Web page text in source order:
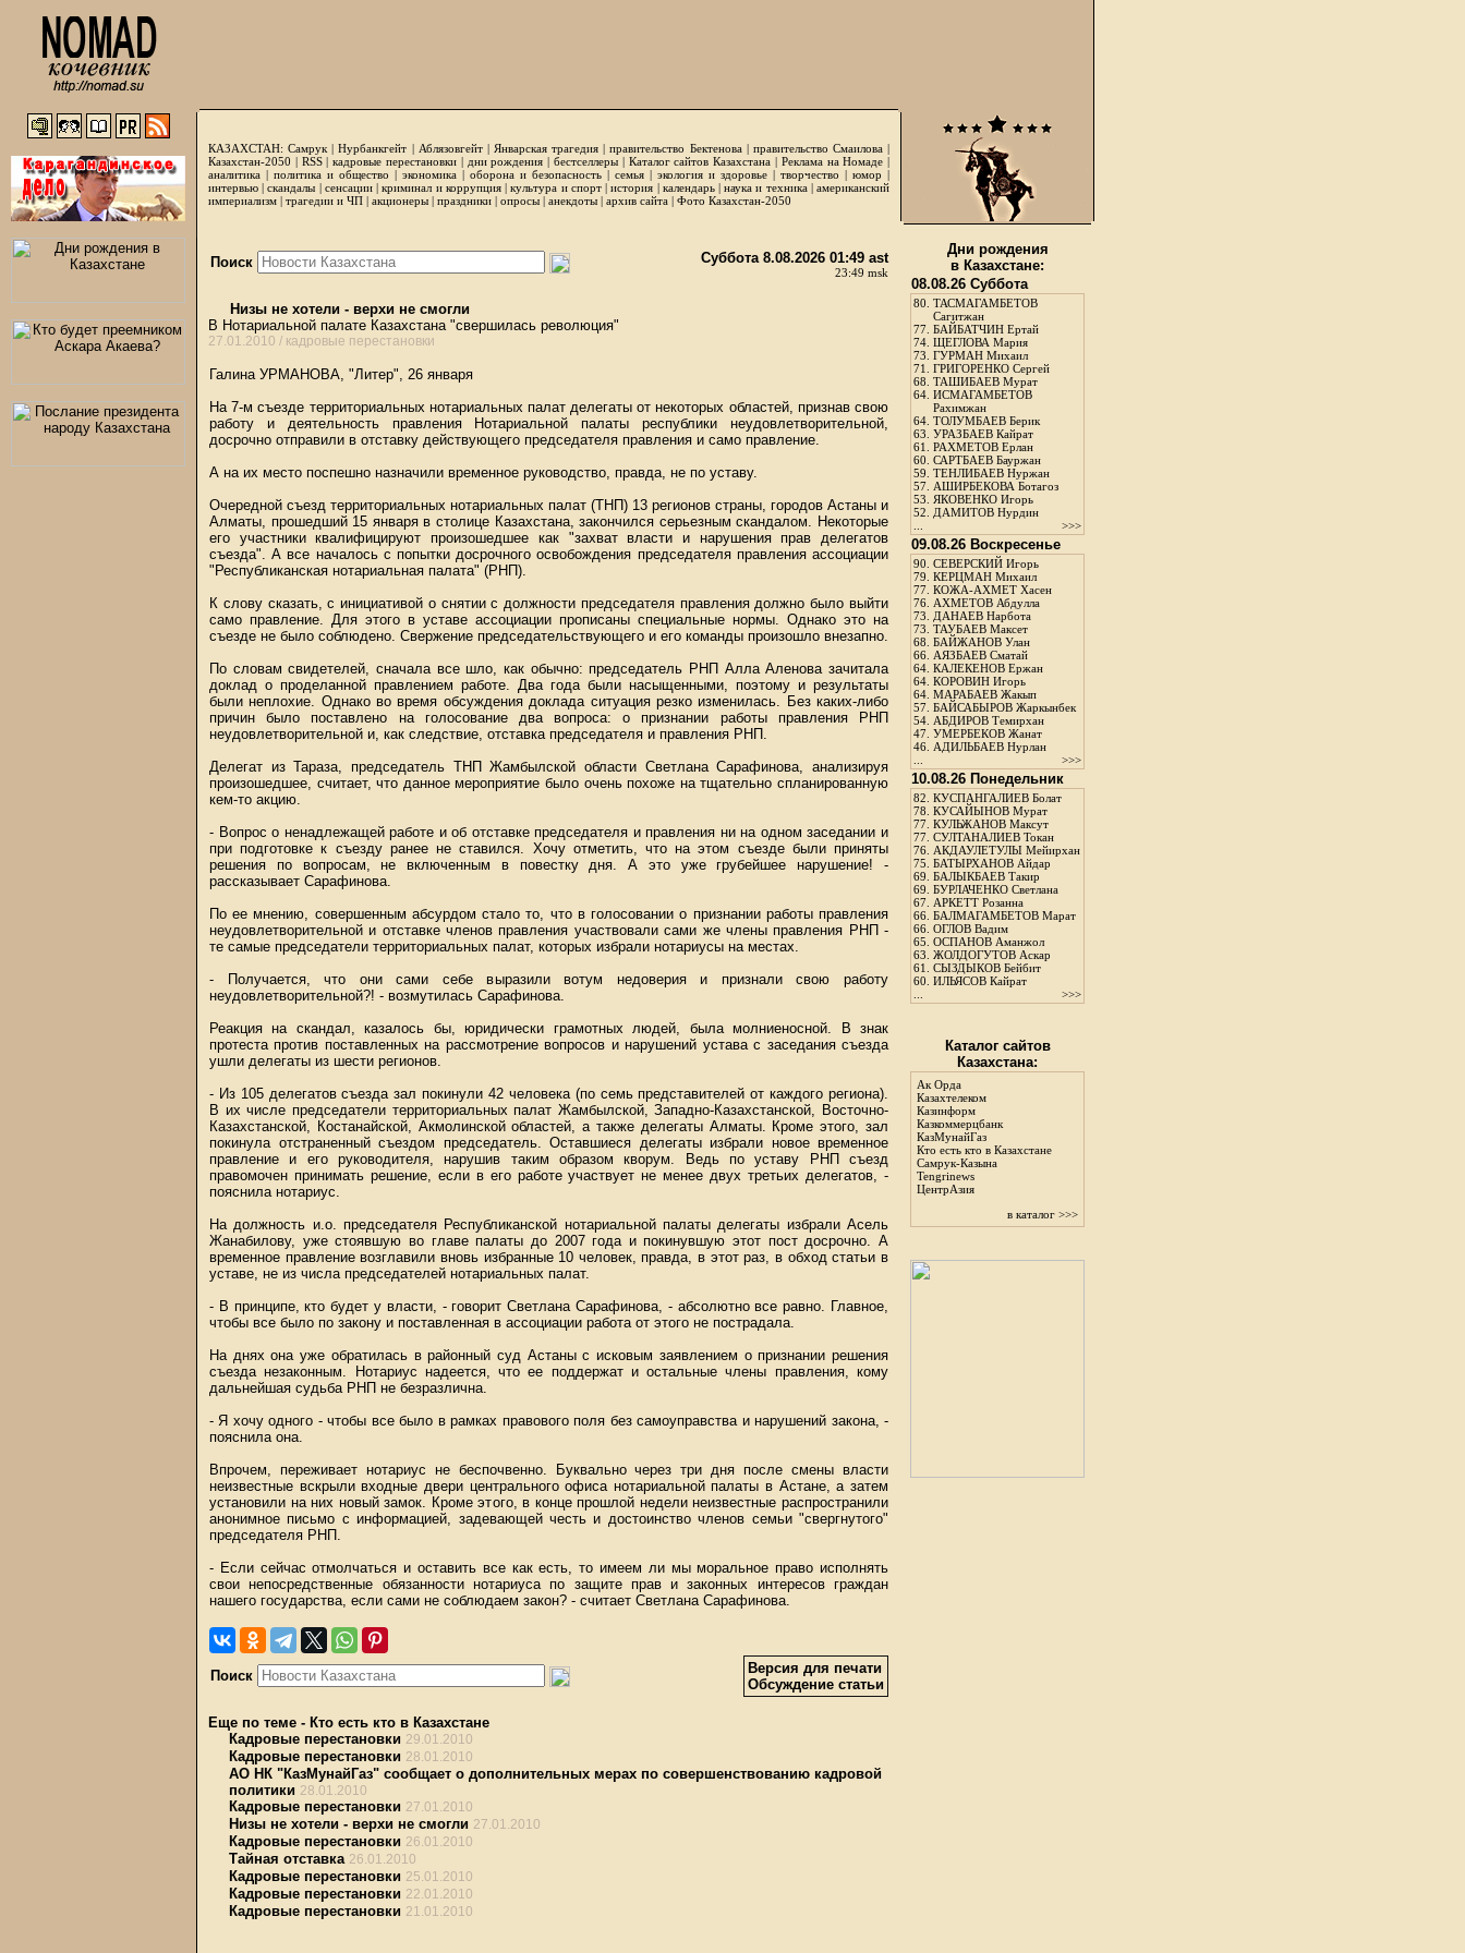
КАЗАХСТАН: Самрук |Нурбанкгейт | Аблязовгейт| Январская трагедия |правительство Бектенова| правительство Смаилова|
Казахстан-2050 | RSS|кадровые перестановки| дни рождения | бестселлеры| Каталог сайтов Казахстана | Реклама на Номаде |
аналитика | политика и общество | экономика | оборона и безопасность | семья | экология и здоровье | творчество | юмор |
интервью |скандалы | сенсации|криминал и коррупция|культура и спорт|история | календарь|наука и техника|американский
империализм | трагедии и ЧП | акционеры | праздники | опросы | анекдоты | архив сайта | Фото Казахстан-2050
Поиск Суббота 8.08.2026 01:49 ast
23:49 msk
Низы не хотели - верхи не смогли
В Нотариальной палате Казахстана "свершилась революция"
27.01.2010 / кадровые перестановки
Галина УРМАНОВА, "Литер", 26 января
На 7-м съезде территориальных нотариальных палат делегаты от некоторых областей, признав свою
работу и деятельность правления Нотариальной палаты республики неудовлетворительной,
досрочно отправили в отставку действующего председателя правления и само правление.
А на их место поспешно назначили временное руководство, правда, не по уставу.
Очередной съезд территориальных нотариальных палат (ТНП) 13 регионов страны, городов Астаны и
Алматы, прошедший 15 января в столице Казахстана, закончился серьезным скандалом. Некоторые
его участники квалифицируют произошедшее как "захват власти и нарушения прав делегатов
съезда". А все началось с попытки досрочного освобождения председателя правления ассоциации
"Республиканская нотариальная палата" (РНП).
К слову сказать, с инициативой о снятии с должности председателя правления должно было выйти
само правление. Для этого в уставе ассоциации прописаны специальные нормы. Однако это на
съезде не было соблюдено. Свержение председательствующего и его команды произошло внезапно.
По словам свидетелей, сначала все шло, как обычно: председатель РНП Алла Аленова зачитала
доклад о проделанной правлением работе. Два года были насыщенными, поэтому и результаты
были неплохие. Однако во время обсуждения доклада ситуация резко изменилась. Без каких-либо
причин было поставлено на голосование два вопроса: о признании работы правления РНП
неудовлетворительной и, как следствие, отставка председателя и правления РНП.
Делегат из Тараза, председатель ТНП Жамбылской области Светлана Сарафинова, анализируя
произошедшее, считает, что данное мероприятие было очень похоже на тщательно спланированную
кем-то акцию.
- Вопрос о ненадлежащей работе и об отставке председателя и правления ни на одном заседании и
при подготовке к съезду ранее не ставился. Хочу отметить, что на этом съезде были приняты
решения по вопросам, не включенным в повестку дня. А это уже грубейшее нарушение! -
рассказывает Сарафинова.
По ее мнению, совершенным абсурдом стало то, что в голосовании о признании работы правления
неудовлетворительной и отставке членов правления участвовали сами же члены правления РНП -
те самые председатели территориальных палат, которых избрали нотариусы на местах.
- Получается, что они сами себе выразили вотум недоверия и признали свою работу
неудовлетворительной?! - возмутилась Сарафинова.
Реакция на скандал, казалось бы, юридически грамотных людей, была молниеносной. В знак
протеста против поставленных на рассмотрение вопросов и нарушений устава с заседания съезда
ушли делегаты из шести регионов.
- Из 105 делегатов съезда зал покинули 42 человека (по семь представителей от каждого региона).
В их числе председатели территориальных палат Жамбылской, Западно-Казахстанской, Восточно-
Казахстанской, Костанайской, Акмолинской областей, а также делегаты Алматы. Кроме этого, зал
покинула отстраненный съездом председатель. Оставшиеся делегаты избрали новое временное
правление и его руководителя, нарушив таким образом кворум. Ведь по уставу РНП съезд
правомочен принимать решение, если в его работе участвует не менее двух третьих делегатов, -
пояснила нотариус.
На должность и.о. председателя Республиканской нотариальной палаты делегаты избрали Асель
Жанабилову, уже стоявшую во главе палаты до 2007 года и покинувшую этот пост досрочно. А
временное правление возглавили вновь избранные 10 человек, правда, в этот раз, в обход статьи в
уставе, не из числа председателей нотариальных палат.
- В принципе, кто будет у власти, - говорит Светлана Сарафинова, - абсолютно все равно. Главное,
чтобы все было по закону и поставленная в ассоциации работа от этого не пострадала.
На днях она уже обратилась в районный суд Астаны с исковым заявлением о признании решения
съезда незаконным. Нотариус надеется, что ее поддержат и остальные члены правления, кому
дальнейшая судьба РНП не безразлична.
- Я хочу одного - чтобы все было в рамках правового поля без самоуправства и нарушений закона, -
пояснила она.
Впрочем, переживает нотариус не беспочвенно. Буквально через три дня после смены власти
неизвестные вскрыли входные двери центрального офиса нотариальной палаты в Астане, а затем
установили на них новый замок. Кроме этого, в конце прошлой недели неизвестные распространили
анонимное письмо с информацией, задевающей честь и достоинство членов семьи "свергнутого"
председателя РНП.
- Если сейчас отмолчаться и оставить все как есть, то имеем ли мы моральное право исполнять
свои непосредственные обязанности нотариуса по защите прав и законных интересов граждан
нашего государства, если сами не соблюдаем закон? - считает Светлана Сарафинова.
Поиск
Версия для печати
Обсуждение статьи
Еще по теме - Кто есть кто в Казахстане
Кадровые перестановки 29.01.2010
Кадровые перестановки 28.01.2010
АО НК "КазМунайГаз" сообщает о дополнительных мерах по совершенствованию кадровой
политики 28.01.2010
Кадровые перестановки 27.01.2010
Низы не хотели - верхи не смогли 27.01.2010
Кадровые перестановки 26.01.2010
Тайная отставка 26.01.2010
Кадровые перестановки 25.01.2010
Кадровые перестановки 22.01.2010
Кадровые перестановки 21.01.2010
Дни рождения
в Казахстане:
08.08.26 Суббота
80. ТАСМАГАМБЕТОВ
Сагитжан
77. БАЙБАТЧИН Ертай
74. ЩЕГЛОВА Мария
73. ГУРМАН Михаил
71. ГРИГОРЕНКО Сергей
68. ТАШИБАЕВ Мурат
64. ИСМАГАМБЕТОВ
Рахимжан
64. ТОЛУМБАЕВ Берик
63. УРАЗБАЕВ Кайрат
61. РАХМЕТОВ Ерлан
60. САРТБАЕВ Бауржан
59. ТЕНЛИБАЕВ Нуржан
57. АШИРБЕКОВА Ботагоз
53. ЯКОВЕНКО Игорь
52. ДАМИТОВ Нурдин
>>>
09.08.26 Воскресенье
90. СЕВЕРСКИЙ Игорь
79. КЕРЦМАН Михаил
77. КОЖА-АХМЕТ Хасен
76. АХМЕТОВ Абдулла
73. ДАНАЕВ Нарбота
73. ТАУБАЕВ Максет
68. БАЙЖАНОВ Улан
66. АЯЗБАЕВ Сматай
64. КАЛЕКЕНОВ Ержан
64. КОРОВИН Игорь
64. МАРАБАЕВ Жакып
57. БАЙСАБЫРОВ Жаркынбек
54. АБДИРОВ Темирхан
47. УМЕРБЕКОВ Жанат
46. АДИЛЬБАЕВ Нурлан
>>>
10.08.26 Понедельник
82. КУСПАНГАЛИЕВ Болат
78. КУСАЙЫНОВ Мурат
77. КУЛЬЖАНОВ Максут
77. СУЛТАНАЛИЕВ Токан
76. АКДАУЛЕТУЛЫ Мейирхан
75. БАТЫРХАНОВ Айдар
69. БАЛЫКБАЕВ Такир
69. БУРЛАЧЕНКО Светлана
67. АРКЕТТ Розанна
66. БАЛМАГАМБЕТОВ Марат
66. ОГЛОВ Вадим
65. ОСПАНОВ Аманжол
63. ЖОЛДОГУТОВ Аскар
61. СЫЗДЫКОВ Бейбит
60. ИЛЬЯСОВ Кайрат
>>>
Каталог сайтов
Казахстана:
Ак Орда
Казахтелеком
Казинформ
Казкоммерцбанк
КазМунайГаз
Кто есть кто в Казахстане
Самрук-Казына
Tengrinews
ЦентрАзия
в каталог >>>